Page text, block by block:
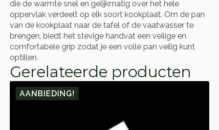
die de warmte snel en gelijkmatig over het hele
oppervlak verdeelt op elk soort kookplaat. Om de pan
van de kookplaat naar de tafel of de vaatwasser te
brengen, biedt het stevige handvat een veilige en
comfortabele grip zodat je een volle pan veilig kunt
optillen.
Gerelateerde producten
AANBIEDING!